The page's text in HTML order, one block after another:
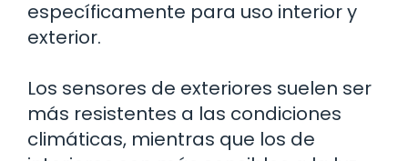
específicamente para uso interior y
exterior.
Los sensores de exteriores suelen ser
más resistentes a las condiciones
climáticas, mientras que los de